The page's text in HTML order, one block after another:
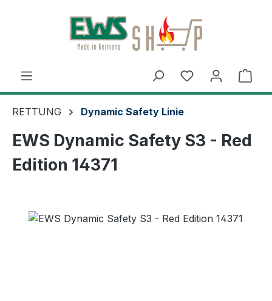
Zum Hauptinhalt springen
RETTUNG Dynamic Safety Linie
EWS Dynamic Safety S3 - Red
Edition 14371